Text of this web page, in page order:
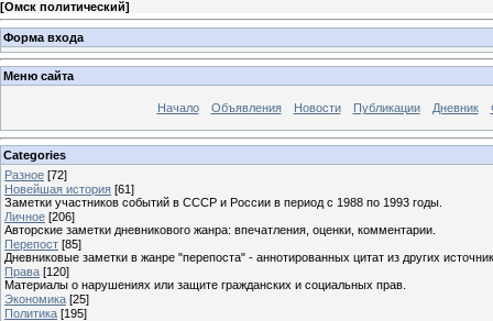
[Омск политический]
Форма входа
Меню сайта
Начало Объявления Новости Публикации Дневник
Categories
Разное [72]
Новейшая история [61]
Заметки участников событий в СССР и России в период с 1988 по 1993 годы.
Личное [206]
Авторские заметки дневникового жанра: впечатления, оценки, комментарии.
Перепост [85]
Дневниковые заметки в жанре "перепоста" - аннотированных цитат из других
Права [120]
Материалы о нарушениях или защите гражданских и социальных прав.
Экономика [25]
Политика [195]